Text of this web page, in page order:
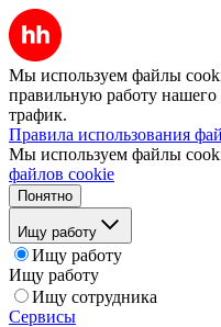
Мы используем файлы
правильную работу нашего
трафик.
Правила использования
Мы используем файлы
файлов cookie
Понятно
Ищу работу
Ищу работу
Ищу работу
Ищу сотрудника
Сервисы